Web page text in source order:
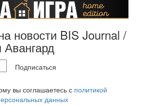
новости BIS Journal /
Подписаться
вы соглашаетесь с политикой
данных